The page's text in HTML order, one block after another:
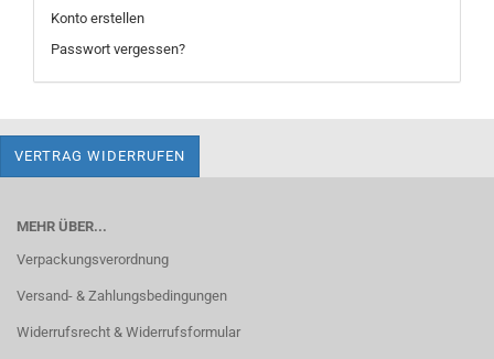
Konto erstellen
Passwort vergessen?
VERTRAG WIDERRUFEN
MEHR ÜBER...
Verpackungsverordnung
Versand- & Zahlungsbedingungen
Widerrufsrecht & Widerrufsformular